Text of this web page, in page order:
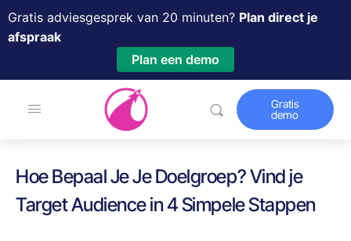
Gratis adviesgesprek van 20 minuten? Plan direct je
afspraak
Plan een demo
Gratis
demo
Hoe Bepaal Je Je Doelgroep? Vind je
Target Audience in 4 Simpele Stappen